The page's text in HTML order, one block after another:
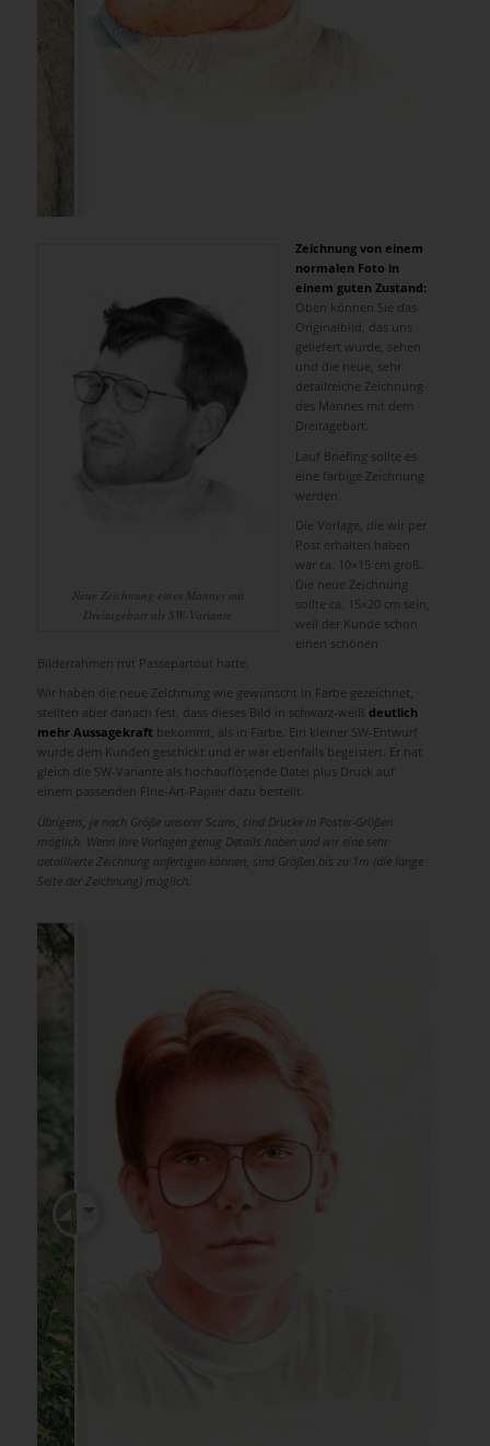
Neue Zeichnung eines Mannes mit
Dreitagebart als SW-Variante
Zeichnung von einem
normalen Foto in
einem guten Zustand:
Oben können Sie das
Originalbild, das uns
geliefert wurde, sehen
und die neue, sehr
detailreiche Zeichnung
des Mannes mit dem
Dreitagebart.
Lauf Briefing sollte es
eine farbige Zeichnung
werden.
Die Vorlage, die wir per
Post erhalten haben
war ca. 10×15 cm groß.
Die neue Zeichnung
sollte ca. 15×20 cm sein,
weil der Kunde schon
einen schönen
Bilderrahmen mit Passepartout hatte.
Wir haben die neue Zeichnung wie gewünscht in Farbe gezeichnet,
stellten aber danach fest, dass dieses Bild in schwarz-weiß deutlich
mehr Aussagekraft bekommt, als in Farbe. Ein kleiner SW-Entwurf
wurde dem Kunden geschickt und er war ebenfalls begeistert. Er hat
gleich die SW-Variante als hochauflösende Datei plus Druck auf
einem passenden Fine-Art-Papier dazu bestellt.
Übrigens, je nach Größe unserer Scans, sind Drucke in Poster-Größen
möglich. Wenn Ihre Vorlagen genug Details haben und wir eine sehr
detaillierte Zeichnung anfertigen können, sind Größen bis zu 1m (die lange
Seite der Zeichnung) möglich.